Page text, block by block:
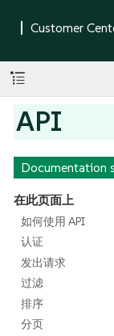
API
Documentation
在此页面上
如何使用 API
认证
发出请求
过滤
排序
分页